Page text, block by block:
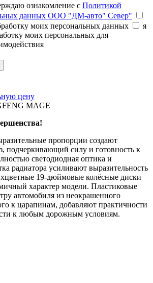
ознакомление с Политикой
данных ООО "ДМ-авто" Север"
моих персональных данных
я
моих персональных для
цену
MAGE
пропорции создают
подчеркивающий силу и готовность к
светодиодная оптика и
радиатора усиливают выразительность
19-дюймовые колёсные диски
характер модели. Пластиковые
автомобиля из неокрашенного
к царапинам, добавляют практичности
к любым дорожным условиям.